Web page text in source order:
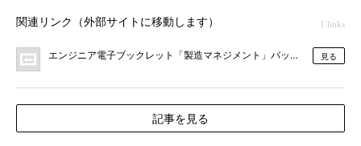
関連リンク（外部サイトに移動します） 1 links
エンジニア電子ブックレット「製造マネジメント」バックナンバー
見る
記事を見る